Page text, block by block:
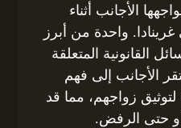
الأجانب أثناء
واحدة من أبرز
القانونية المتعلقة
الأجانب إلى فهم
زواجهم، مما قد
أو حتى الرفض.